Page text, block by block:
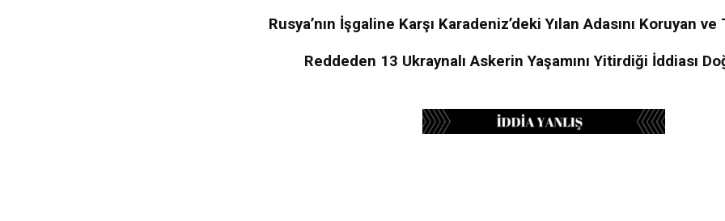
Rusya’nın İşgaline Karşı Karadeniz’deki Yılan Adasını Koruyan ve
Reddeden 13 Ukraynalı Askerin Yaşamını Yitirdiği İddiası